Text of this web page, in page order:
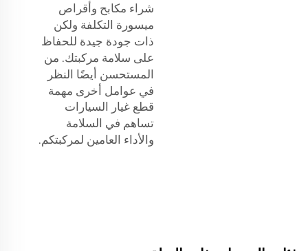
شراء مكابح وأقراص
ميسورة التكلفة ولكن
ذات جودة جيدة للحفاظ
على سلامة مركبتك. من
المستحسن أيضًا النظر
في عوامل أخرى مهمة
قطع غيار السيارات
تساهم في السلامة
والأداء العامين لمركبتكم.